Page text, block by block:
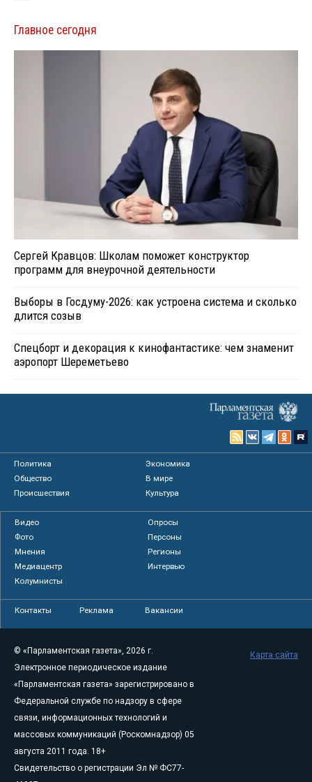
Главное сегодня
Сергей Кравцов: Школам поможет конструктор
программ для внеурочной деятельности
Выборы в Госдуму-2026: как устроена система и сколько
длится созыв
Спецборт и декорация к кинофантастике: чем знаменит
аэропорт Шереметьево
Политика
Экономика
Общество
В мире
Происшествия
Культура
Видео
Опросы
Фото
Персоны
Мнения
Регионы
Медиацентр
Интервью
Колумнисты
Контакты Реклама Вакансии
© «Парламентская газета», 2026 г.
Электронное периодическое издание
«Парламентская газета» зарегистрировано в
Федеральной службе по надзору в сфере
связи, информационных технологий и
массовых коммуникаций (Роскомнадзор) 05
августа 2011 года. 18+
Свидетельство о регистрации Эл № ФС77-
Карта сайта